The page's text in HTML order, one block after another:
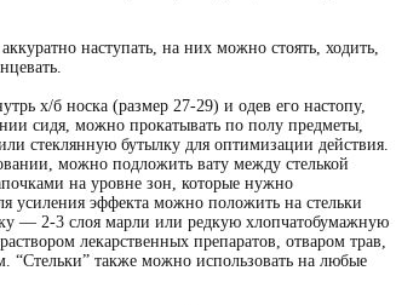
наступать, на них можно стоять, ходить,
х/б носка (размер 27-29) и одев его настопу,
сидя, можно прокатывать по полу предметы,
стеклянную бутылку для оптимизации действия.
можно подложить вату между стелькой
на уровне зон, которые нужно
усиления эффекта можно положить на стельки
— 2-3 слоя марли или редкую хлопчатобумажную
лекарственных препаратов, отваром трав,
“Стельки” также можно использовать на любые